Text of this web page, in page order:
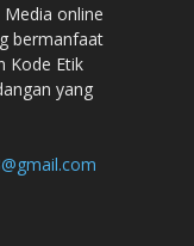
online
bermanfaat
Kode Etik
yang